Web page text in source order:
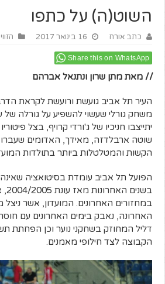
השוט(ה) על כתפו
כתב אורח 16 בינואר 2017
Share this on WhatsApp
// מאת מתן שרון ונתנאל אברהם
העיר תל אביב גועשת ורועשת לקראת
משחק גורלי שעשוי להשפיע על גורלה
יתייצבו חניכיו של ג'ורדי קרויף, בצל
שוטה ארבלדזה, מאידך, האדומים
הקשות והמטלטלות ביותר בתולדות
הפועל תל אביב עומדת בסיטואציה
במחזורים האחרונים. המועדון, אשר ניצל
האחרונה, נאבק בימים האחרונים עם
דליל המחוזק בשחקני נוער וכן הפחתת
הקבוצה לצד חילופי מאמנים.